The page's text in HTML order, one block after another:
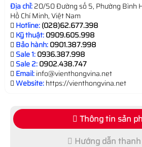
Địa chỉ:20/50 Đường số 5, Phường Bình
Hồ Chí Minh, Việt Nam
Hotline:(028)62.677.398
Kỹ thuật:0909.605.998
Bảo hành:0901.387.998
Sale 1:0936.387.998
Sale 2:0902.438.747
Email:info@vienthongvina.net
Website:https://vienthongvina.net
Thông tin sản
Hướng dẫn